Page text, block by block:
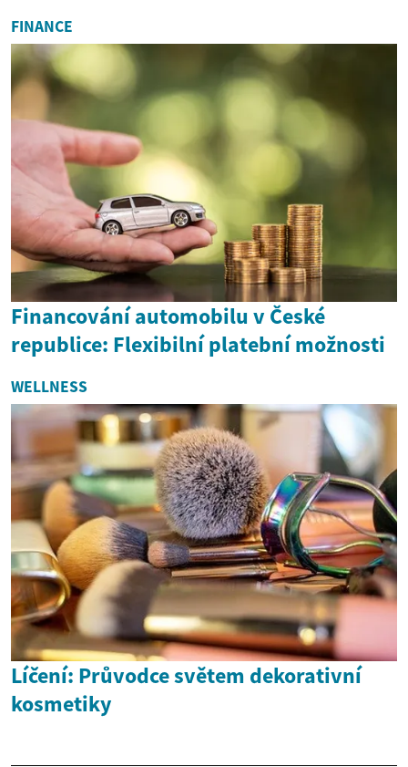
FINANCE
Financování automobilu v České
republice: Flexibilní platební možnosti
WELLNESS
Líčení: Průvodce světem dekorativní
kosmetiky